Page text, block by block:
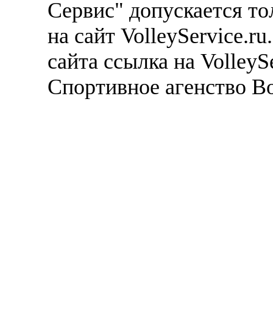
Сервис" допускается
на сайт
сайта ссылка на
Спортивное агенство